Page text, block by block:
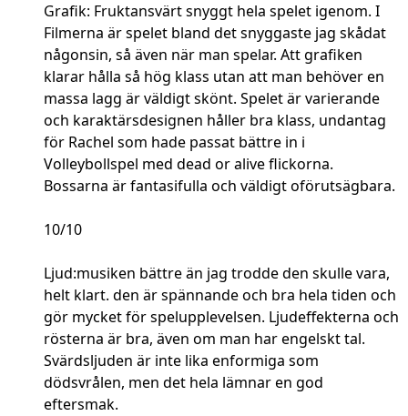
Grafik: Fruktansvärt snyggt hela spelet igenom. I
Filmerna är spelet bland det snyggaste jag skådat
någonsin, så även när man spelar. Att grafiken
klarar hålla så hög klass utan att man behöver en
massa lagg är väldigt skönt. Spelet är varierande
och karaktärsdesignen håller bra klass, undantag
för Rachel som hade passat bättre in i
Volleybollspel med dead or alive flickorna.
Bossarna är fantasifulla och väldigt oförutsägbara.
10/10
Ljud:musiken bättre än jag trodde den skulle vara,
helt klart. den är spännande och bra hela tiden och
gör mycket för spelupplevelsen. Ljudeffekterna och
rösterna är bra, även om man har engelskt tal.
Svärdsljuden är inte lika enformiga som
dödsvrålen, men det hela lämnar en god
eftersmak.